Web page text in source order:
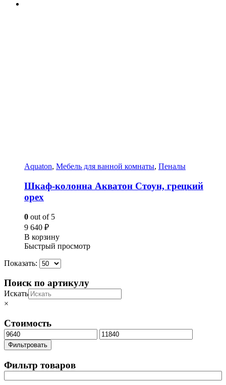
Aquaton, Мебель для ванной комнаты, Пеналы
Шкаф-колонна Акватон Стоун, грецкий
орех
0 out of 5
9 640 ₽
В корзину
Быстрый просмотр
Показать:
Поиск по артикулу
Искать
×
Стоимость
Минимальная
цена
Максимальная
цена
Фильтровать
Фильтр товаров